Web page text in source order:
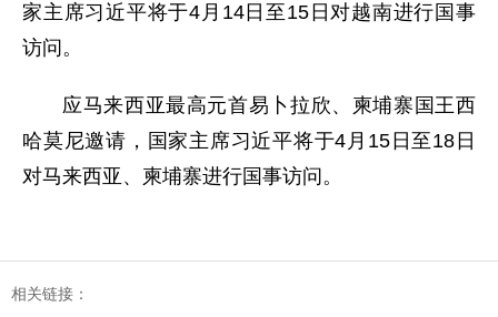
家主席习近平将于4月14日至15日对越南进行国事
访问。
应马来西亚最高元首易卜拉欣、柬埔寨国王西
哈莫尼邀请，国家主席习近平将于4月15日至18日
对马来西亚、柬埔寨进行国事访问。
相关链接：